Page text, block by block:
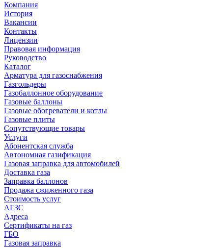
Компания
История
Вакансии
Контакты
Лицензии
Правовая информация
Руководство
Каталог
Арматура для газоснабжения
Газгольдеры
Газобаллонное оборудование
Газовые баллоны
Газовые обогреватели и котлы
Газовые плиты
Сопутствующие товары
Услуги
Абонентская служба
Автономная газификация
Газовая заправка для автомобилей
Доставка газа
Заправка баллонов
Продажа сжиженного газа
Стоимость услуг
АГЗС
Адреса
Сертификаты на газ
ГБО
Газовая заправка